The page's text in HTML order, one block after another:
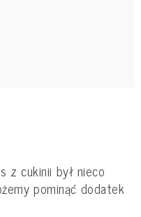
z cukinii był nieco
pominąć dodatek